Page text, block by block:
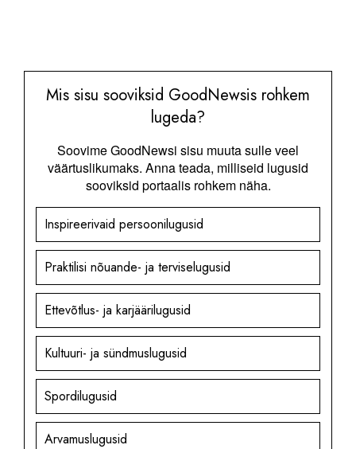
Mis sisu sooviksid GoodNewsis rohkem
lugeda?
Soovime GoodNewsi sisu muuta sulle veel
väärtuslikumaks. Anna teada, milliseid lugusid
sooviksid portaalis rohkem näha.
Inspireerivaid persoonilugusid
Praktilisi nõuande- ja terviselugusid
Ettevõtlus- ja karjäärilugusid
Kultuuri- ja sündmuslugusid
Spordilugusid
Arvamuslugusid